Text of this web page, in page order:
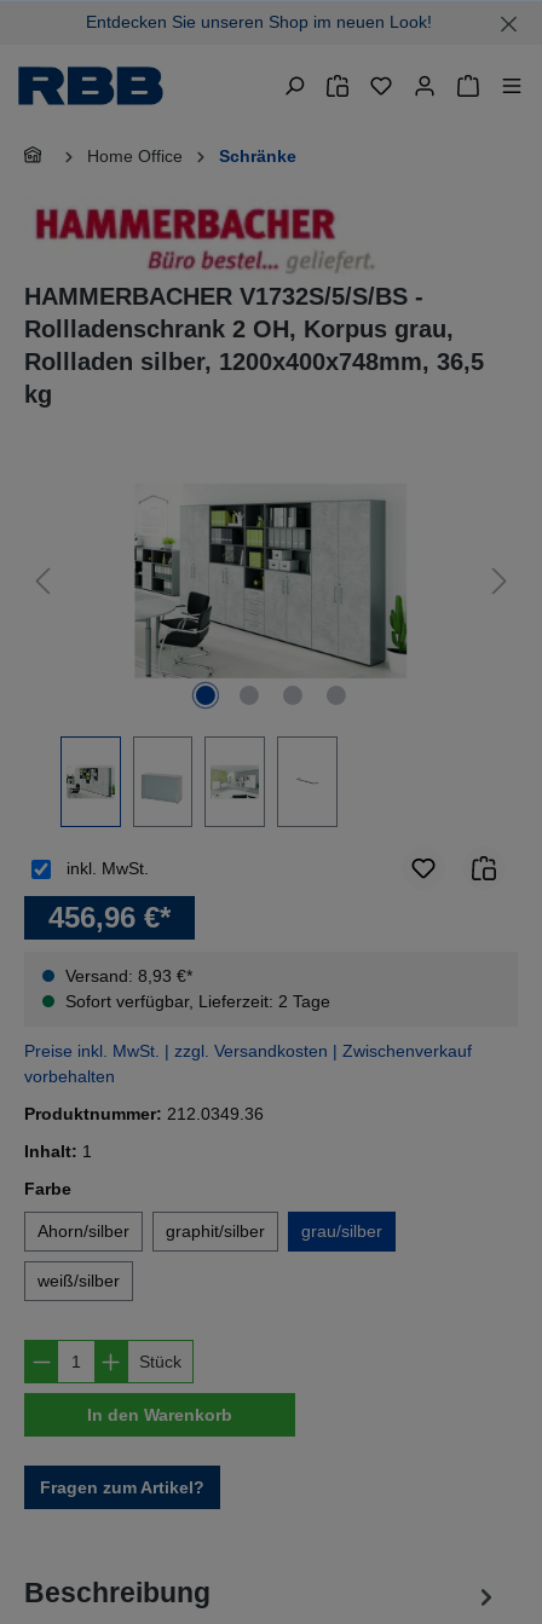
springenEntdecken Sie unseren Shop im neuen Look!
Home Office Schränke
HAMMERBACHER V1732S/5/S/BS -
Rollladenschrank 2 OH, Korpus grau,
Rollladen silber, 1200x400x748mm, 36,5
kg
456,96 €*
Versand: 8,93 €*
Sofort verfügbar, Lieferzeit: 2 Tage
inkl. MwSt.
Preise inkl. MwSt. | zzgl. Versandkosten | Zwischenverkauf
vorbehalten
Produktnummer: 212.0349.36
Inhalt: 1
Farbeauswählen
Ahorn/silber graphit/silber grau/silber
weiß/silber
Produkt Anzahl: Gib den gewünschten
Stück
In den Warenkorb
Fragen zum Artikel?
Beschreibung